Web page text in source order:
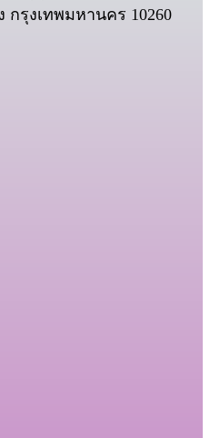
กรุงเทพมหานคร 10260